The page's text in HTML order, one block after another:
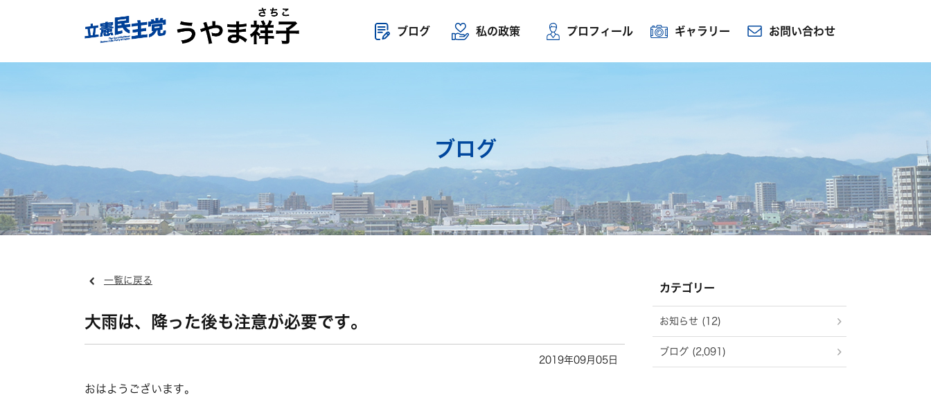
ブログ 私の政策 プロフィール ギャラリー お問い合わせ
ブログ
一覧に戻る
大雨は、降った後も注意が必要です。
2019年09月05日
おはようございます。
カテゴリー
お知らせ (12)
ブログ (2,091)